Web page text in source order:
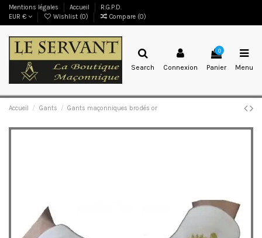
Mentions légales Accueil
R.G.P.D.
EUR €
Wishlist (0) Compare (0)
Search Connexion
0
Panier Menu
Accueil Gants Gants maçonniques brodés or